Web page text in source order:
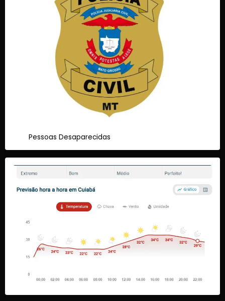
Pessoas Desaparecidas